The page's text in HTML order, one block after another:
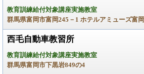
教育訓練給付対象講座実施教室
群馬県富岡市富岡245－1 ホテルアミューズ富岡
西毛自動車教習所
教育訓練給付対象講座実施教室
群馬県富岡市下黒岩849の4